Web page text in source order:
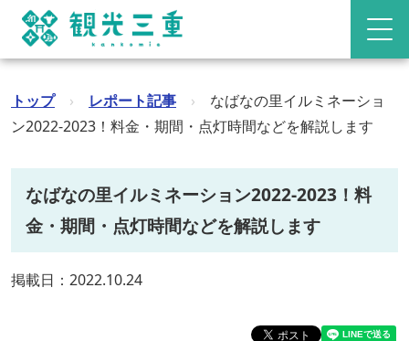
トップ › レポート記事 ›
なばなの里イルミネーショ
ン2022‐2023！料金・期間・点灯時間などを解説します
なばなの里イルミネーション2022‐2023！料
金・期間・点灯時間などを解説します
掲載日：2022.10.24